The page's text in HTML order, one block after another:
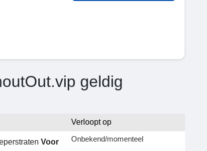
geldig
Verloopt op
Voor
Onbekend/momenteel